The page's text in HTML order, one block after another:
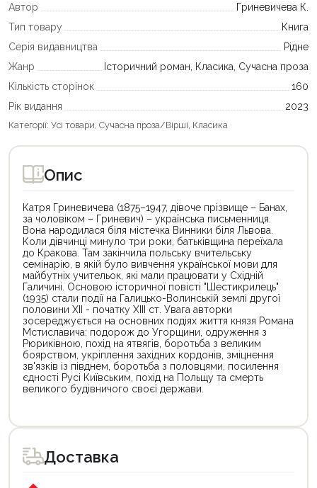
Автор
Гриневичева К.
Тип товару
Книга
Серія видавництва
Рідне
Жанр
Історичний роман, Класика, Сучасна проза
Кількість сторінок
160
Рік видання
2023
Категорії: Усі товари Сучасна проза/Вірші Класика
Опис
Катря Гриневичева (1875–1947, дівоче прізвище – Банах,
за чоловіком – Гриневич) – українська письменниця.
Вона народилася біля містечка Винники біля Львова.
Коли дівчинці минуло три роки, батьківщина переїхала
до Кракова. Там закінчила польську вчительську
семінарію, в якій було вивчення української мови для
майбутніх учительок, які мали працювати у Східній
Галичині. Основою історичної повісті "Шестикрилець"
(1935) стали події на Галицько-Волинській землі другої
половини XII - початку XIII ст. Увага авторки
зосереджується на основних подіях життя князя Романа
Мстиславича: подорож до Угорщини, одруження з
Рюриківною, похід на ятвягів, боротьба з великим
боярством, укріплення західних кордонів, зміцнення
зв'язків із півднем, боротьба з половцями, посилення
єдності Русі Київським, похід на Польщу та смерть
великого будівничого своєї держави.
товар
для
покупки
державною
товар
для
покупки
державною
Доставка